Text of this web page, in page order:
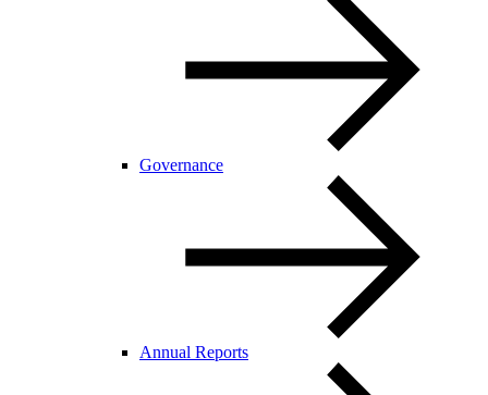
Governance
Annual Reports